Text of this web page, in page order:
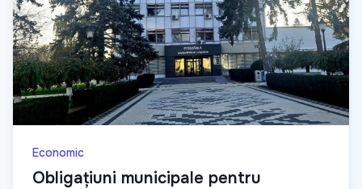
Economic
Obligațiuni municipale pentru